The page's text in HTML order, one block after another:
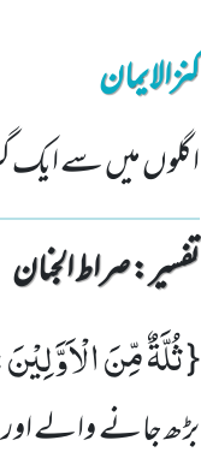
کنزالایمان
اگلوں میں سے ایک
تفسیر : ‎صراط الجنان
{ثُلَّةٌ مِّنَ الْاَوَّلِیْنَ
بڑھ جانے والے اور